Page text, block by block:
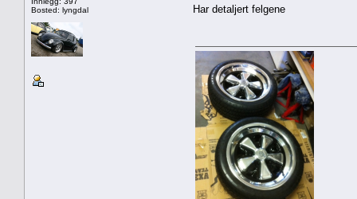
Bosted: lyngdal
Har detaljert felgene